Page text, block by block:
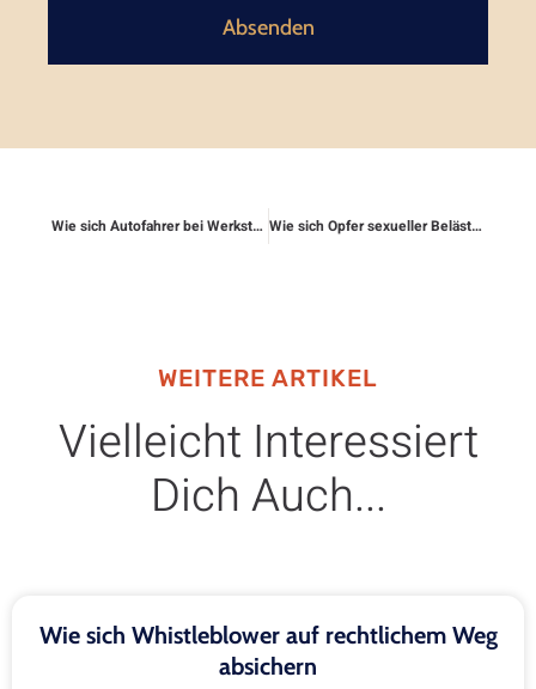
Absenden
Wie sich Autofahrer bei Werkstattfehlern rechtlich absichern Wie sich Opfer sexueller Belästigung rechtlich wehren
WEITERE ARTIKEL
Vielleicht Interessiert
Dich Auch...
Wie sich Whistleblower auf rechtlichem Weg
absichern